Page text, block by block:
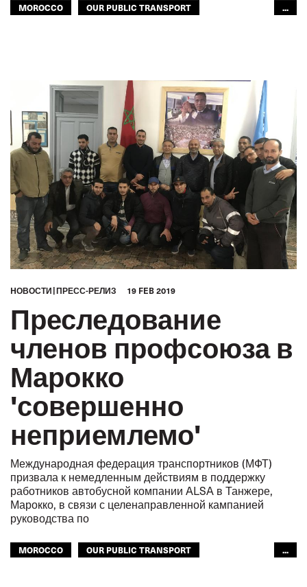
MOROCCO
OUR PUBLIC TRANSPORT
...
HОВОСТИ ПРЕСС-РЕЛИЗ 19 FEB 2019
Преследование
членов профсоюза в
Марокко
'совершенно
неприемлемо'
Международная федерация транспортников (МФТ)
призвала к немедленным действиям в поддержку
работников автобусной компании ALSA в Танжере,
Марокко, в связи с целенаправленной кампанией
руководства по
MOROCCO
OUR PUBLIC TRANSPORT
...